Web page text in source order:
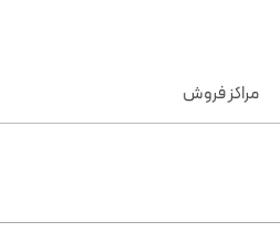
مراکز فروش